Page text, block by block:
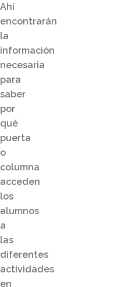
Ahí
encontrarán
la
información
necesaria
para
saber
por
qué
puerta
o
columna
acceden
los
alumnos
a
las
diferentes
actividades
en